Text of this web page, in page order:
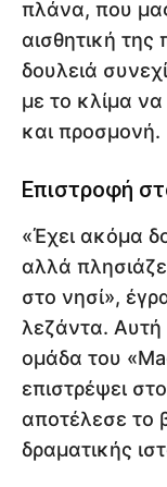
πλάνα, που
αισθητική
δουλειά
με το κλίμα να
και προσμονή.
Επιστροφή
«Έχει ακόμα
αλλά
στο νησί»,
λεζάντα. Αυτή
ομάδα του
επιστρέψει
αποτέλεσε το
δραματικής